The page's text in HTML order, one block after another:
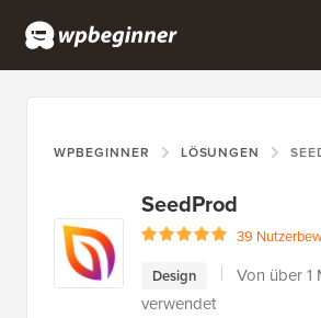
WPBEGINNER LÖSUNGEN
SeedProd
39
Design
Von über 1
verwendet